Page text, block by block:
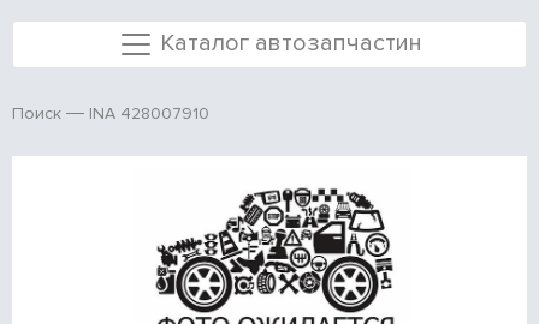
Каталог автозапчастин
Поиск INA 428007910